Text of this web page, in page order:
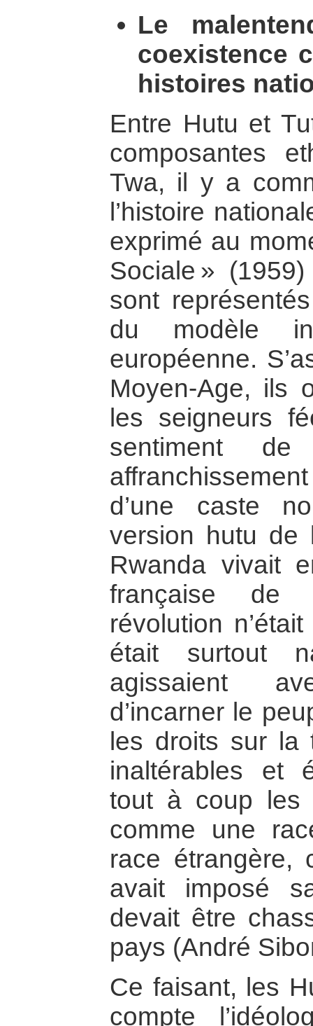
Le
coexistence
histoires
Entre Hutu et
composantes
Twa, il y a
l’histoire
exprimé au
Sociale »
sont
du modèle
européenne.
Moyen-Age, ils
les seigneurs
sentiment
d’une caste
version hutu de
Rwanda vivait
française de
révolution
était surtout
agissaient
d’incarner le
les droits sur la
inaltérables et
tout à coup les
comme une
race étrangère,
avait imposé
devait être
pays (André
Ce faisant, les
compte